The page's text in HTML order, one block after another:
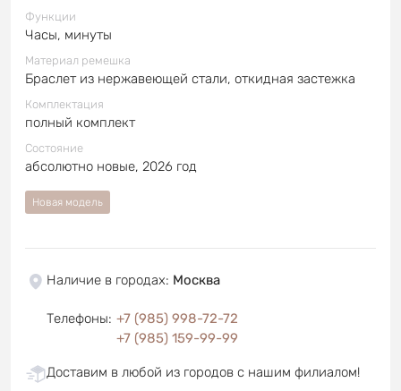
Функции
Часы, минуты
Материал ремешка
Браслет из нержавеющей стали, откидная застежка
Комплектация
полный комплект
Состояние
абсолютно новые, 2026 год
Новая модель
Наличие в городах: Москва
Телефоны: +7 (985) 998-72-72
+7 (985) 159-99-99
Доставим в любой из городов с нашим филиалом!